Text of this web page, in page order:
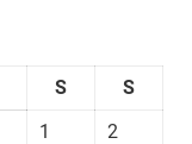
S
S
1
2